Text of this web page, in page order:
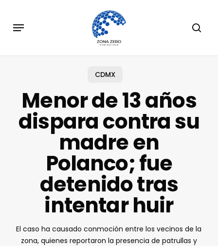
main
Menu
CDMX
Menor de 13 años
dispara contra su
madre en
Polanco; fue
detenido tras
intentar huir
El caso ha causado conmoción entre los vecinos de la
zona, quienes reportaron la presencia de patrullas y